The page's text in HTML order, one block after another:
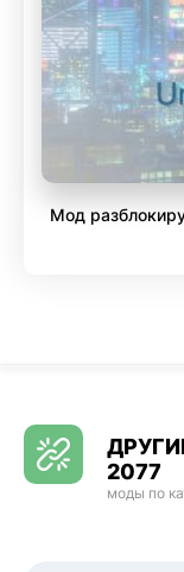
Мод
2077
моды по